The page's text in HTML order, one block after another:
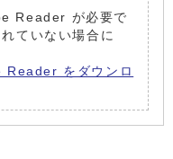
Reader が必要で
ていない場合に
Reader をダウンロ